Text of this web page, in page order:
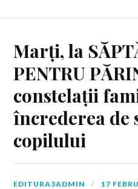
Marți, la
PENTRU
constelații
încrederea de
copilului
EDITURA3ADMIN 17